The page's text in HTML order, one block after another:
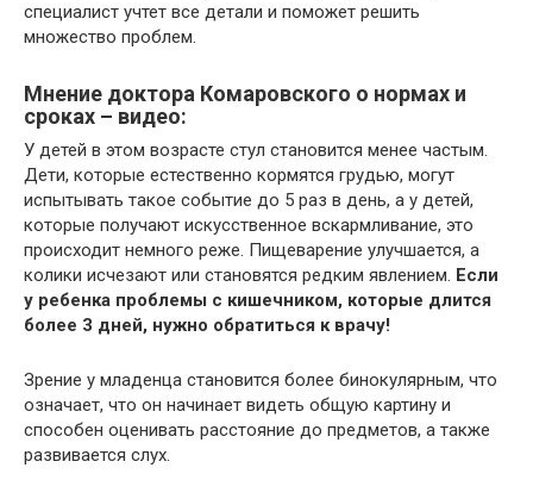
специалист учтет все детали и поможет решить
множество проблем.
Мнение доктора Комаровского о нормах и
сроках – видео:
У детей в этом возрасте стул становится менее частым.
Дети, которые естественно кормятся грудью, могут
испытывать такое событие до 5 раз в день, а у детей,
которые получают искусственное вскармливание, это
происходит немного реже. Пищеварение улучшается, а
колики исчезают или становятся редким явлением. Если
у ребенка проблемы с кишечником, которые длится
более 3 дней, нужно обратиться к врачу!
Зрение у младенца становится более бинокулярным, что
означает, что он начинает видеть общую картину и
способен оценивать расстояние до предметов, а также
развивается слух.